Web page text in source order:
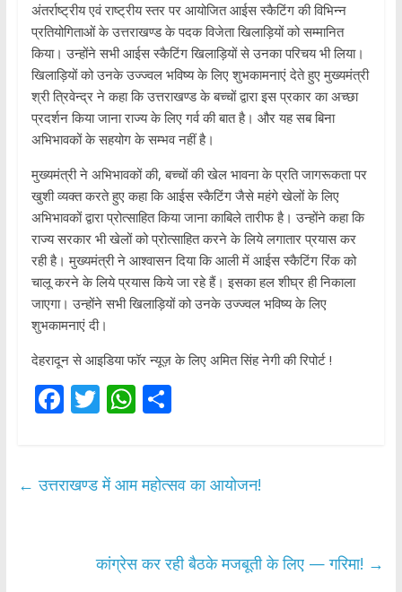
अंतर्राष्ट्रीय एवं राष्ट्रीय स्तर पर आयोजित आईस स्कैटिंग की विभिन्न
प्रतियोगिताओं के उत्तराखण्ड के पदक विजेता खिलाड़ियों को सम्मानित
किया। उन्होंने सभी आईस स्कैटिंग खिलाड़ियों से उनका परिचय भी लिया।
खिलाड़ियों को उनके उज्ज्वल भविष्य के लिए शुभकामनाएं देते हुए मुख्यमंत्री
श्री त्रिवेन्द्र ने कहा कि उत्तराखण्ड के बच्चों द्वारा इस प्रकार का अच्छा
प्रदर्शन किया जाना राज्य के लिए गर्व की बात है। और यह सब बिना
अभिभावकों के सहयोग के सम्भव नहीं है।
मुख्यमंत्री ने अभिभावकों की, बच्चों की खेल भावना के प्रति जागरूकता पर
खुशी व्यक्त करते हुए कहा कि आईस स्कैटिंग जैसे महंगे खेलों के लिए
अभिभावकों द्वारा प्रोत्साहित किया जाना काबिले तारीफ है। उन्होंने कहा कि
राज्य सरकार भी खेलों को प्रोत्साहित करने के लिये लगातार प्रयास कर
रही है। मुख्यमंत्री ने आश्वासन दिया कि आली में आईस स्कैटिंग रिंक को
चालू करने के लिये प्रयास किये जा रहे हैं। इसका हल शीघ्र ही निकाला
जाएगा। उन्होंने सभी खिलाड़ियों को उनके उज्ज्वल भविष्य के लिए
शुभकामनाएं दी।
देहरादून से आइडिया फॉर न्यूज़ के लिए अमित सिंह नेगी की रिपोर्ट !
F
b
T
er
W
s
p
S
e
← उत्तराखण्ड में आम महोत्सव का आयोजन!
कांग्रेस कर रही बैठके मजबूती के लिए — गरिमा! →